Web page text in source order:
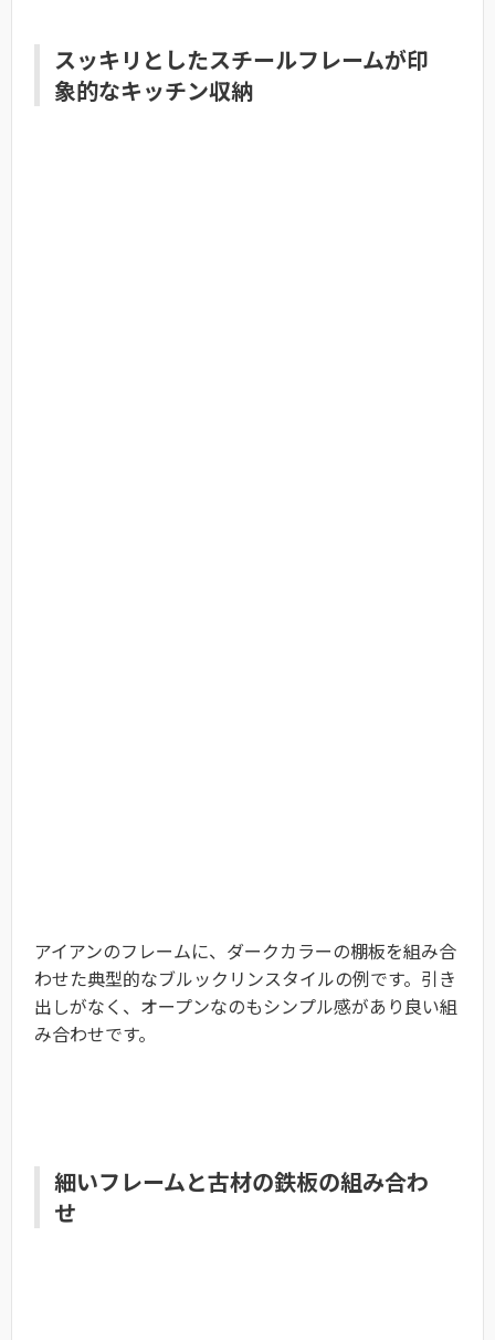
スッキリとしたスチールフレームが印
象的なキッチン収納
アイアンのフレームに、ダークカラーの棚板を組み合
わせた典型的なブルックリンスタイルの例です。引き
出しがなく、オープンなのもシンプル感があり良い組
み合わせです。
細いフレームと古材の鉄板の組み合わ
せ